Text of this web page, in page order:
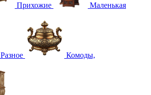
Прихожие
Маленькая
Разное
Комоды,